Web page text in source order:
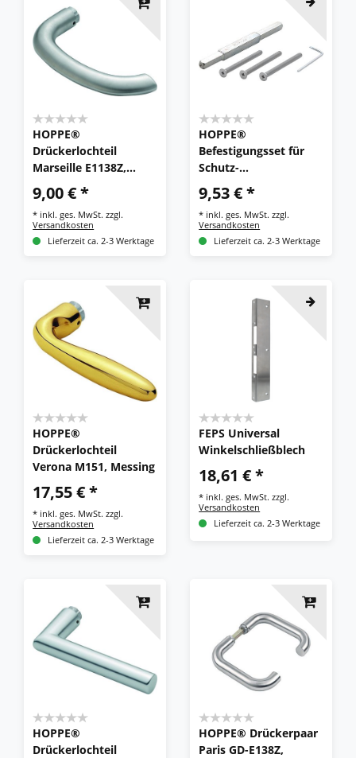
HOPPE®
Drückerlochteil
Marseille E1138Z,
9,00 € *
* inkl. ges. MwSt. zzgl.
Versandkosten
Lieferzeit ca. 2-3 Werktage
HOPPE®
Befestigungsset für
Schutz-
Türgriffgarnituren
ES1/ES2 (Griff/Griff),
VK 8/10/8 mm
9,53 € *
* inkl. ges. MwSt. zzgl.
Versandkosten
Lieferzeit ca. 2-3 Werktage
HOPPE®
Drückerlochteil
Verona M151, Messing
17,55 € *
* inkl. ges. MwSt. zzgl.
Versandkosten
Lieferzeit ca. 2-3 Werktage
FEPS Universal
Winkelschließblech
18,61 € *
* inkl. ges. MwSt. zzgl.
Versandkosten
Lieferzeit ca. 2-3 Werktage
HOPPE®
Drückerlochteil
HOPPE® Drückerpaar
Paris GD-E138Z,